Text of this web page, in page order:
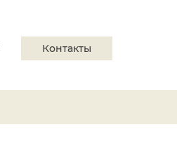
Контакты